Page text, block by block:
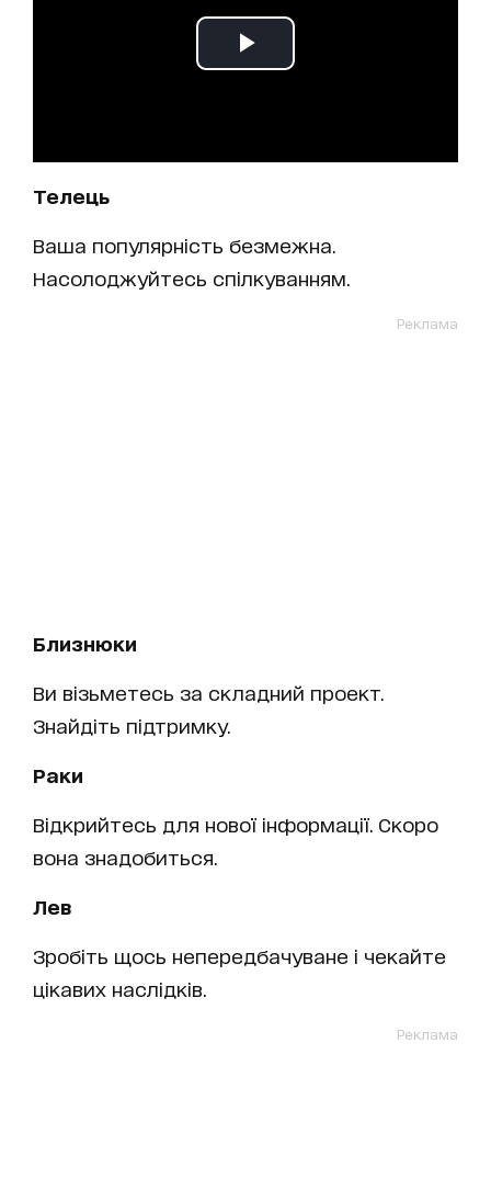
Телець
Ваша популярність безмежна.
Насолоджуйтесь спілкуванням.
Реклама
Близнюки
Ви візьметесь за складний проект.
Знайдіть підтримку.
Раки
Відкрийтесь для нової інформації. Скоро
вона знадобиться.
Лев
Зробіть щось непередбачуване і чекайте
цікавих наслідків.
Реклама